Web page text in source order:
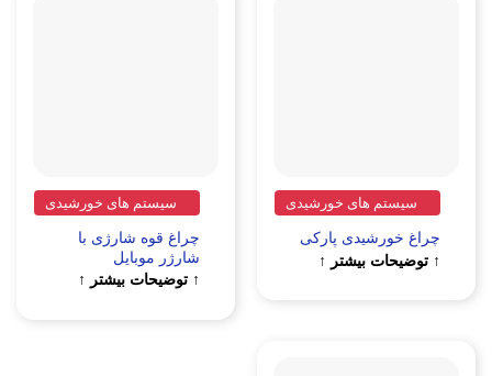
سیستم های خورشیدی
چراغ خورشیدی پارکی
↑ توضیحات بیشتر ↑
سیستم های خورشیدی
چراغ قوه شارژی با
شارژر موبایل
↑ توضیحات بیشتر ↑